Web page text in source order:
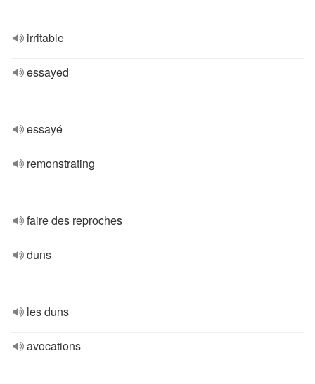
irritable
essayed
essayé
remonstrating
faire des reproches
duns
les duns
avocations